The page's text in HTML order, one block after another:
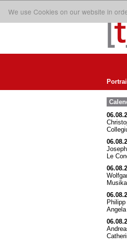
We use Cookies on our website in
Le